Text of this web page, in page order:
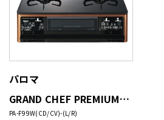
パロマ
GRAND CHEF PREMIUM(グランドシェフ プレミアム)
PA-F99W(CD/CV)-(L/R)